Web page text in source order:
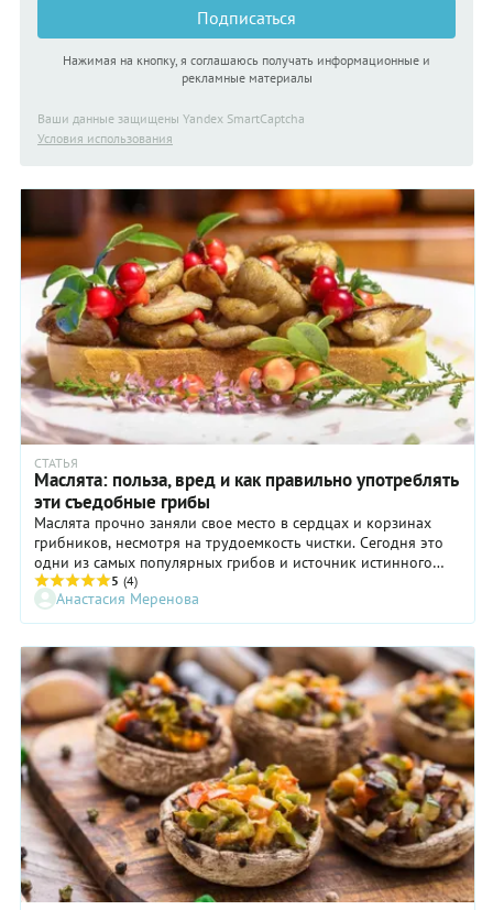
Подписаться
Нажимая на кнопку, я соглашаюсь получать информационные и
рекламные материалы
Ваши данные защищены Yandex SmartCaptcha
Условия использования
СТАТЬЯ
Маслята: польза, вред и как правильно употреблять
эти съедобные грибы
Маслята прочно заняли свое место в сердцах и корзинах
грибников, несмотря на трудоемкость чистки. Сегодня это
одни из самых популярных грибов и источник истинного
гастрономического удовольствия. Рассказываем, что можно
приготовить из этих грибочков и чем они хороши для
организма.
5 (4)
Анастасия Меренова